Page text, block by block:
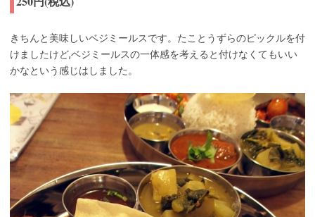
きちんと美味しいベジミールスです。たことうずらのピックルを付
けましたけど,ベジミールスの一体感を考えると付けなくてもいい
かなという感じはしました。